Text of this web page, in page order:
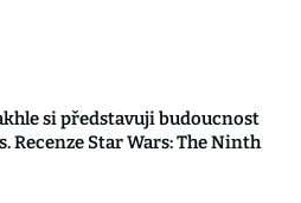
si představuji budoucnost
Recenze Star Wars: The Ninth